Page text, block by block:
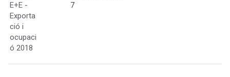
E+E -
Exporta
ció i
ocupaci
ó 2018
7